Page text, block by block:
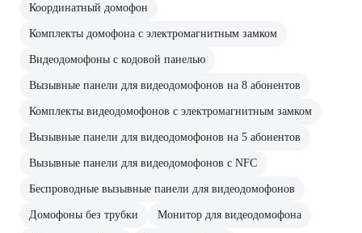
Координатный домофон
Комплекты домофона с электромагнитным замком
Видеодомофоны с кодовой панелью
Вызывные панели для видеодомофонов на 8 абонентов
Комплекты видеодомофонов с электромагнитным замком
Вызывные панели для видеодомофонов на 5 абонентов
Вызывные панели для видеодомофонов с NFC
Беспроводные вызывные панели для видеодомофонов
Домофоны без трубки Монитор для видеодомофона